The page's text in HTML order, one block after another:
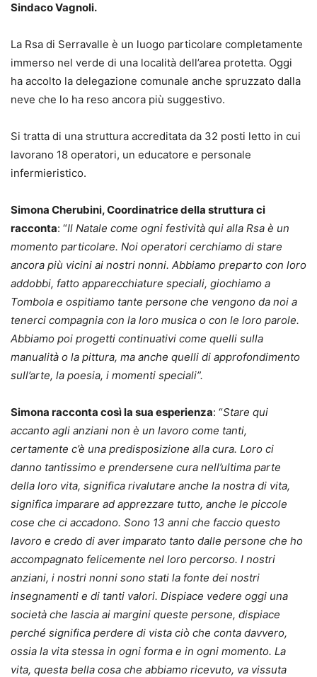
Sindaco Vagnoli.
La Rsa di Serravalle è un luogo particolare completamente
immerso nel verde di una località dell’area protetta. Oggi
ha accolto la delegazione comunale anche spruzzato dalla
neve che lo ha reso ancora più suggestivo.
Si tratta di una struttura accreditata da 32 posti letto in cui
lavorano 18 operatori, un educatore e personale
infermieristico.
Simona Cherubini, Coordinatrice della struttura ci
racconta: “Il Natale come ogni festività qui alla Rsa è un
momento particolare. Noi operatori cerchiamo di stare
ancora più vicini ai nostri nonni. Abbiamo preparto con loro
addobbi, fatto apparecchiature speciali, giochiamo a
Tombola e ospitiamo tante persone che vengono da noi a
tenerci compagnia con la loro musica o con le loro parole.
Abbiamo poi progetti continuativi come quelli sulla
manualità o la pittura, ma anche quelli di approfondimento
sull’arte, la poesia, i momenti speciali”.
Simona racconta così la sua esperienza: “Stare qui
accanto agli anziani non è un lavoro come tanti,
certamente c’è una predisposizione alla cura. Loro ci
danno tantissimo e prendersene cura nell’ultima parte
della loro vita, significa rivalutare anche la nostra di vita,
significa imparare ad apprezzare tutto, anche le piccole
cose che ci accadono. Sono 13 anni che faccio questo
lavoro e credo di aver imparato tanto dalle persone che ho
accompagnato felicemente nel loro percorso. I nostri
anziani, i nostri nonni sono stati la fonte dei nostri
insegnamenti e di tanti valori. Dispiace vedere oggi una
società che lascia ai margini queste persone, dispiace
perché significa perdere di vista ciò che conta davvero,
ossia la vita stessa in ogni forma e in ogni momento. La
vita, questa bella cosa che abbiamo ricevuto, va vissuta